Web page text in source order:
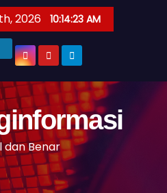
2026 10:14:23 AM
dan Benar